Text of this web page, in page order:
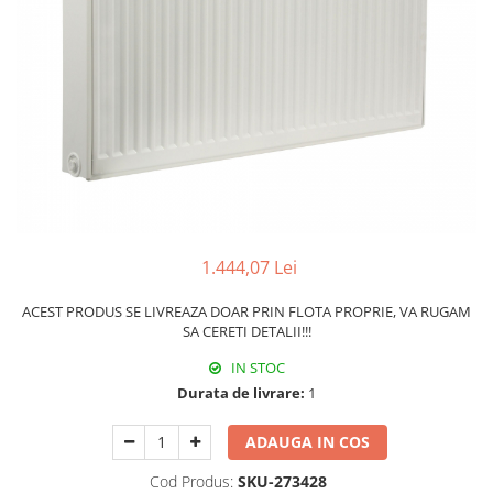
Centrale termice electrice
Butelie egalizare
Radiatoare/Calorifere din otel
1.444,07 Lei
ACEST PRODUS SE LIVREAZA DOAR PRIN FLOTA PROPRIE, VA RUGAM
SA CERETI DETALII!!!
IN STOC
Durata de livrare: 1
ADAUGA IN COS
Cod Produs: SKU-273428